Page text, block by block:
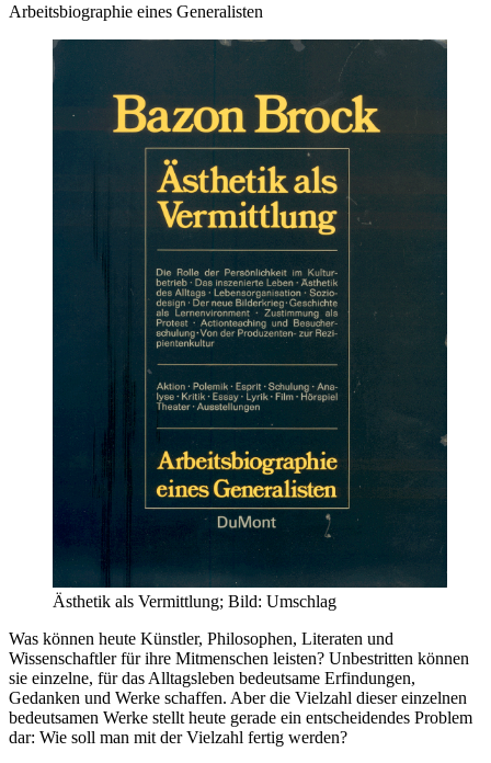
Arbeitsbiographie eines Generalisten
Ästhetik als Vermittlung; Bild: Umschlag
Was können heute Künstler, Philosophen, Literaten und
Wissenschaftler für ihre Mitmenschen leisten? Unbestritten können
sie einzelne, für das Alltagsleben bedeutsame Erfindungen,
Gedanken und Werke schaffen. Aber die Vielzahl dieser einzelnen
bedeutsamen Werke stellt heute gerade ein entscheidendes Problem
dar: Wie soll man mit der Vielzahl fertig werden?